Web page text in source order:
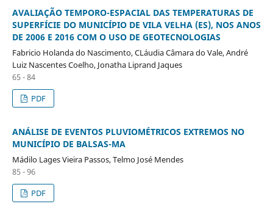
AVALIAÇÃO TEMPORO-ESPACIAL DAS TEMPERATURAS DE
SUPERFÍCIE DO MUNICÍPIO DE VILA VELHA (ES), NOS ANOS
DE 2006 E 2016 COM O USO DE GEOTECNOLOGIAS
Fabricio Holanda do Nascimento, CLáudia Câmara do Vale, André
Luiz Nascentes Coelho, Jonatha Liprand Jaques
65 - 84
PDF
ANÁLISE DE EVENTOS PLUVIOMÉTRICOS EXTREMOS NO
MUNICÍPIO DE BALSAS-MA
Mádilo Lages Vieira Passos, Telmo José Mendes
85 - 96
PDF